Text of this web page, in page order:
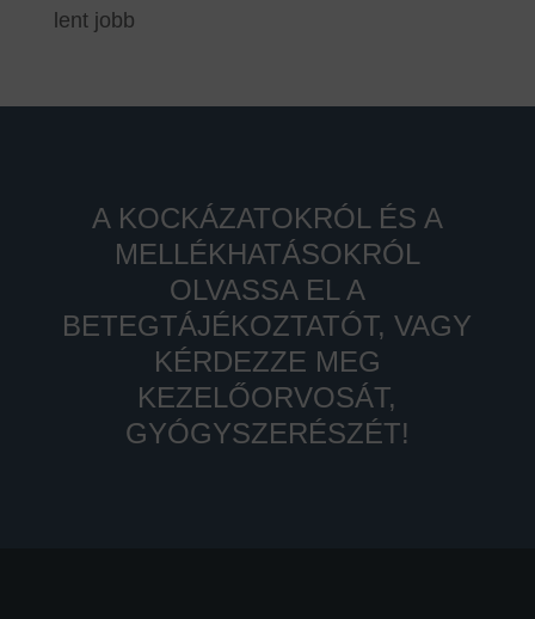
lent jobb
A KOCKÁZATOKRÓL ÉS A
MELLÉKHATÁSOKRÓL
OLVASSA EL A
BETEGTÁJÉKOZTATÓT, VAGY
KÉRDEZZE MEG
KEZELŐORVOSÁT,
GYÓGYSZERÉSZÉT!